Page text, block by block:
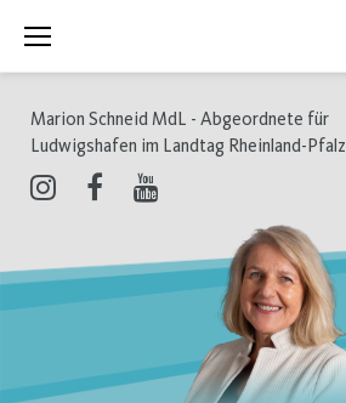
Inhalt
Marion Schneid MdL - Abgeordnete für
Ludwigshafen im Landtag Rheinland-Pfalz